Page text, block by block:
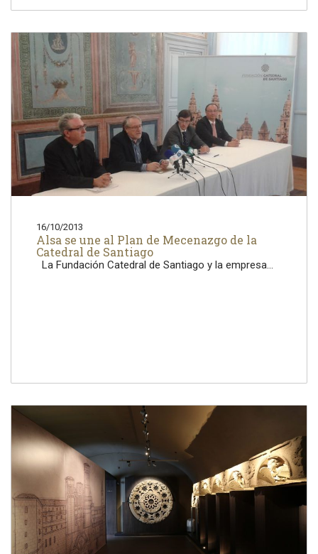
16/10/2013
Alsa se une al Plan de Mecenazgo de la
Catedral de Santiago
La Fundación Catedral de Santiago y la empresa...